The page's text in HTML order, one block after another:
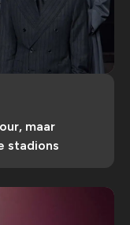
maar
stadions